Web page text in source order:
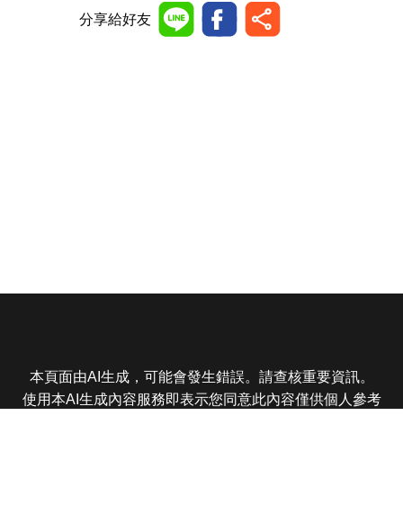
分享給好友
本頁面由AI生成，可能會發生錯誤。請查核重要資訊。
使用本AI生成內容服務即表示您同意此內容僅供個人參考